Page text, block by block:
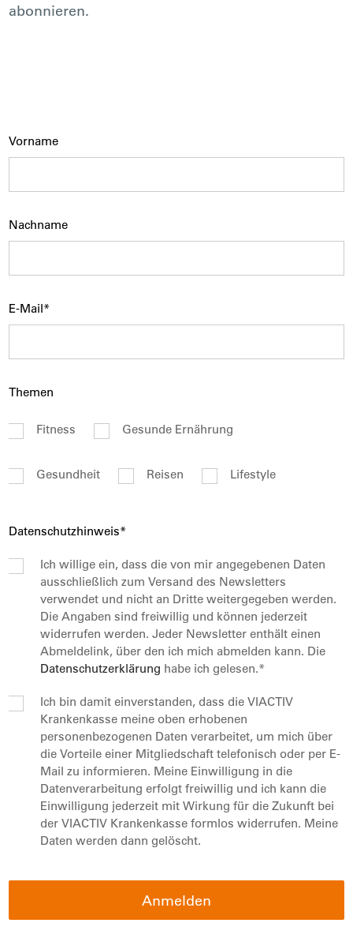
abonnieren.
Vorname
Nachname
E-Mail*
Themen
Fitness Gesunde Ernährung
Gesundheit Reisen Lifestyle
Datenschutzhinweis*
Ich willige ein, dass die von mir angegebenen Daten
ausschließlich zum Versand des Newsletters
verwendet und nicht an Dritte weitergegeben werden.
Die Angaben sind freiwillig und können jederzeit
widerrufen werden. Jeder Newsletter enthält einen
Abmeldelink, über den ich mich abmelden kann. Die
Datenschutzerklärung habe ich gelesen.*
Ich bin damit einverstanden, dass die VIACTIV
Krankenkasse meine oben erhobenen
personenbezogenen Daten verarbeitet, um mich über
die Vorteile einer Mitgliedschaft telefonisch oder per E-
Mail zu informieren. Meine Einwilligung in die
Datenverarbeitung erfolgt freiwillig und ich kann die
Einwilligung jederzeit mit Wirkung für die Zukunft bei
der VIACTIV Krankenkasse formlos widerrufen. Meine
Daten werden dann gelöscht.
Anmelden